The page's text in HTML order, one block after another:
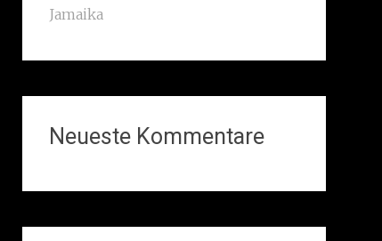
Jamaika
Neueste Kommentare